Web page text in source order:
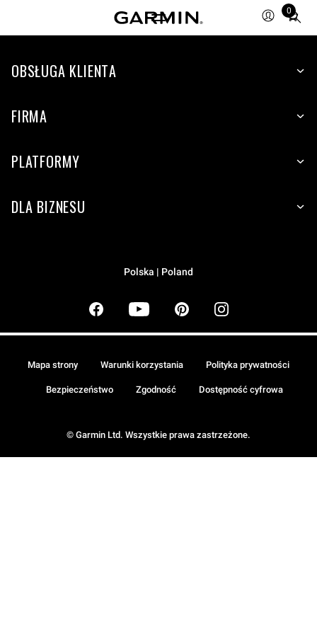
0
Total
items
cart:
OBSŁUGA KLIENTA
FIRMA
PLATFORMY
DLA BIZNESU
Polska | Poland
© Garmin Ltd. Wszystkie prawa zastrzeżone.
Mapa strony Warunki korzystania Polityka prywatności
Bezpieczeństwo Zgodność Dostępność cyfrowa